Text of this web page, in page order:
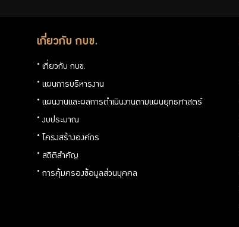
เกี่ยวกับ กบข.
เกี่ยวกับ กบข.
แผนการบริหารงาน
แผนงานและผลการดำเนินงานตามแผนยุทธศาสตร์
งบประมาณ
โครงสร้างองค์กร
สถิติสำคัญ
การคุ้มครองข้อมูลส่วนบุคคล